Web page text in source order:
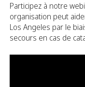
Participez à notre
organisation peut
Los Angeles par le
secours en cas de